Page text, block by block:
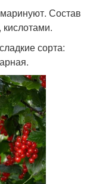
Состав
сорта: